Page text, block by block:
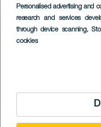
Personalised advertising and
research and services
through device scanning,
cookies
Imagen
Listado